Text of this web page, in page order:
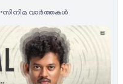
സിനിമ വാര്‍ത്തകള്‍